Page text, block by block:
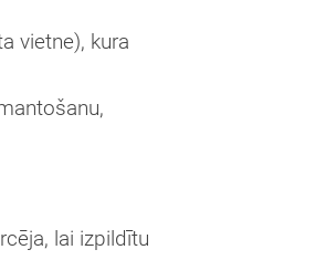
vietne), kura
lai izpildītu